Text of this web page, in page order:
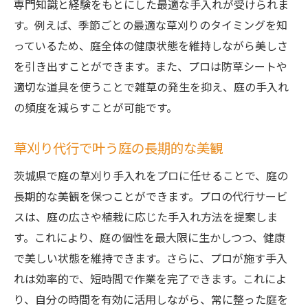
専門知識と経験をもとにした最適な手入れが受けられま
す。例えば、季節ごとの最適な草刈りのタイミングを知
っているため、庭全体の健康状態を維持しながら美しさ
を引き出すことができます。また、プロは防草シートや
適切な道具を使うことで雑草の発生を抑え、庭の手入れ
の頻度を減らすことが可能です。
草刈り代行で叶う庭の長期的な美観
茨城県で庭の草刈り手入れをプロに任せることで、庭の
長期的な美観を保つことができます。プロの代行サービ
スは、庭の広さや植栽に応じた手入れ方法を提案しま
す。これにより、庭の個性を最大限に生かしつつ、健康
で美しい状態を維持できます。さらに、プロが施す手入
れは効率的で、短時間で作業を完了できます。これによ
り、自分の時間を有効に活用しながら、常に整った庭を